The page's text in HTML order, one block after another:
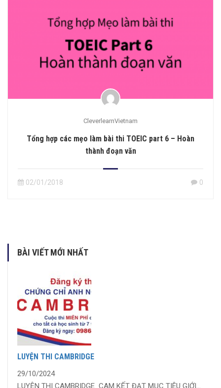
CleverlearnVietnam
Tổng hợp các mẹo làm bài thi TOEIC part 6 – Hoàn
thành đoạn văn
02/01/2018 0
BÀI VIẾT MỚI NHẤT
LUYỆN THI CAMBRIDGE
29/10/2024
LUYỆN THI CAMBRIDGE CAM KẾT ĐẠT MỤC TIÊU GIỚI...